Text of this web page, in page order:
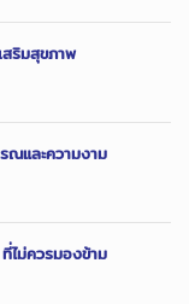
ริมสุขภาพ
ณและความงาม
ไม่ควรมองข้าม